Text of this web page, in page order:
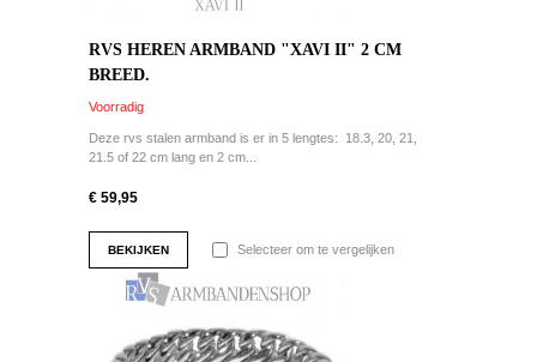
RVS HEREN ARMBAND "XAVI II" 2 CM
BREED.
Voorradig
Deze rvs stalen armband is er in 5 lengtes: 18.3, 20, 21,
21.5 of 22 cm lang en 2 cm...
€ 59,95
BEKIJKEN Selecteer om te vergelijken